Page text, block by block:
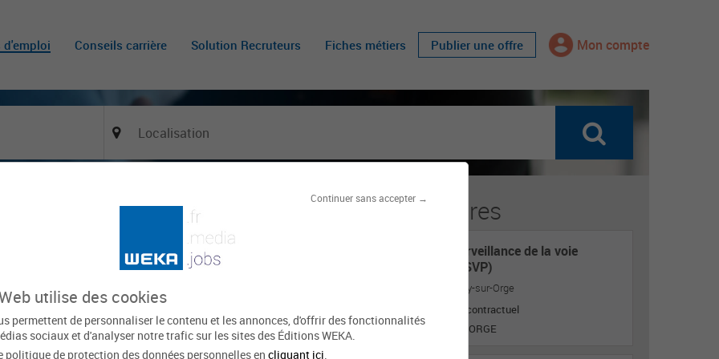
Continuer sans accepter →
utilise des cookies
permettent de personnaliser le contenu et les annonces, d'offrir des fonctionnalités
sociaux et d'analyser notre trafic sur les sites des Éditions WEKA.
politique de protection des données personnelles en cliquant ici
d'emploi Conseils carrière Solution Recruteurs Fiches métiers Publier une offre Mon compte
(h/f)
Le 22 juin 154 vues
Domaine d'activité Métier
Offres similaires
Agent de surveillance de la voie
publique (ASVP)
Mairie de Juvisy-sur-Orge
Titulaire ou contractuel
JUVISY SUR ORGE